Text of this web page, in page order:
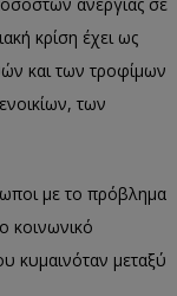
κρίση έχει ως
και των τροφίμων
των
με το πρόβλημα
κοινωνικό
κυμαινόταν μεταξύ